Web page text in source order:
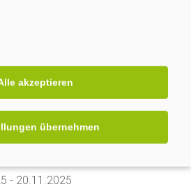
akzeptieren
übernehmen
- 20.11.2025